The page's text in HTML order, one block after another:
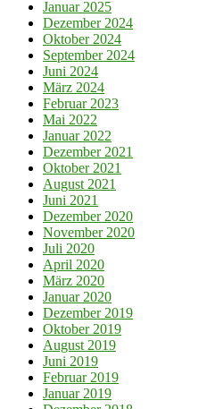
Januar 2025
Dezember 2024
Oktober 2024
September 2024
Juni 2024
März 2024
Februar 2023
Mai 2022
Januar 2022
Dezember 2021
Oktober 2021
August 2021
Juni 2021
Dezember 2020
November 2020
Juli 2020
April 2020
März 2020
Januar 2020
Dezember 2019
Oktober 2019
August 2019
Juni 2019
Februar 2019
Januar 2019